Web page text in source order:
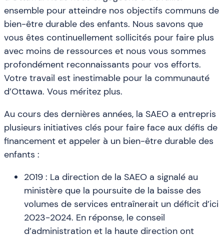
ensemble pour atteindre nos objectifs communs de
bien-être durable des enfants. Nous savons que
vous êtes continuellement sollicités pour faire plus
avec moins de ressources et nous vous sommes
profondément reconnaissants pour vos efforts.
Votre travail est inestimable pour la communauté
d’Ottawa. Vous méritez plus.
Au cours des dernières années, la SAEO a entrepris
plusieurs initiatives clés pour faire face aux défis de
financement et appeler à un bien-être durable des
enfants :
2019 : La direction de la SAEO a signalé au
ministère que la poursuite de la baisse des
volumes de services entraînerait un déficit d’ici
2023-2024. En réponse, le conseil
d’administration et la haute direction ont